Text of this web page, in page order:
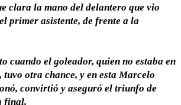
clara la mano del delantero que vio
primer asistente, de frente a la
cuando el goleador, quien no estaba en
tuvo otra chance, y en esta Marcelo
convirtió y aseguró el triunfo de
final.